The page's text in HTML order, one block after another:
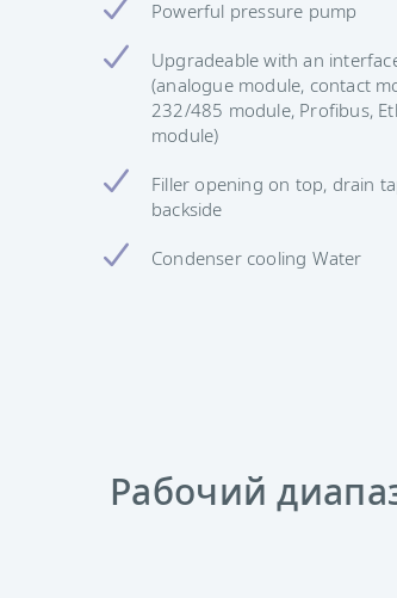
Powerful pressure pump
Upgradeable with an
(analogue module, contact
232/485 module, Profibus,
module)
Filler opening on top, drain
backside
Condenser cooling Water
Рабочий